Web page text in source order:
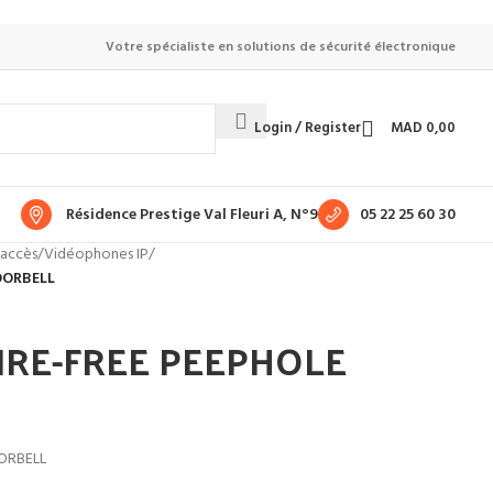
Votre spécialiste en solutions de sécurité électronique
Login / Register MAD 0,00
Résidence Prestige Val Fleuri A, N°9 05 22 25 60 30
/Vidéophones IP/
FREE PEEPHOLE